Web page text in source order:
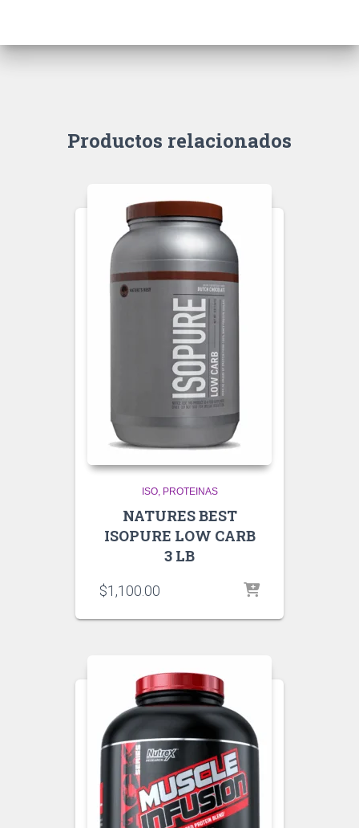
Productos relacionados
ISO PROTEINAS
NATURES BEST
ISOPURE LOW CARB
3 LB
$1,100.00